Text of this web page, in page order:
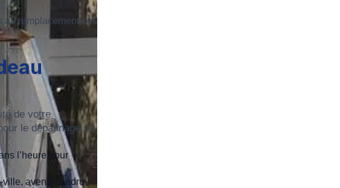
au remplacement des
de votre
le dépannage, la
l’heure pour
ville, avenue Ledru-